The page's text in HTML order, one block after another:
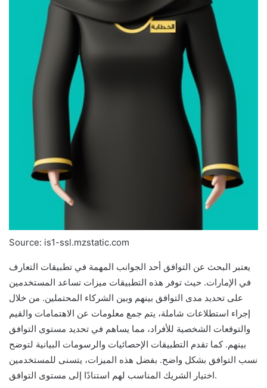
Source: is1-ssl.mzstatic.com
يعتبر البحث عن التوافق أحد الجوانب المهمة في تطبيقات التعارف
في الإمارات. حيث توفر هذه التطبيقات ميزات تساعد المستخدمين
على تحديد مدى التوافق بينهم وبين الشركاء المحتملين. من خلال
إجراء استطلاعات شاملة، يتم جمع معلومات عن الاهتمامات والقيم
والتوقعات الشخصية للأفراد، مما يساهم في تحديد مستوى التوافق
بينهم. كما تقدم التطبيقات الإحصائيات والرسومات البيانية لتوضح
نسب التوافق بشكل واضح. بفضل هذه الميزات، يتسنى للمستخدمين
اختيار الشريك المناسب لهم استنادًا إلى مستوى التوافق.